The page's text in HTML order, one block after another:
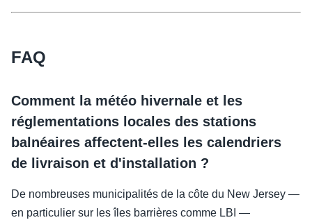
FAQ
Comment la météo hivernale et les
réglementations locales des stations
balnéaires affectent-elles les calendriers
de livraison et d'installation ?
De nombreuses municipalités de la côte du New Jersey —
en particulier sur les îles barrières comme LBI —